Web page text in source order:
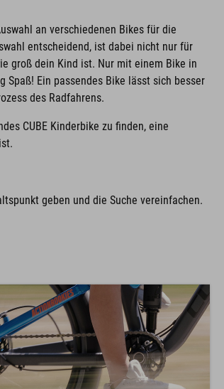
an verschiedenen Bikes für die
entscheidend, ist dabei nicht nur für
groß dein Kind ist. Nur mit einem Bike in
Ein passendes Bike lässt sich besser
des Radfahrens.
CUBE Kinderbike zu finden, eine
geben und die Suche vereinfachen.